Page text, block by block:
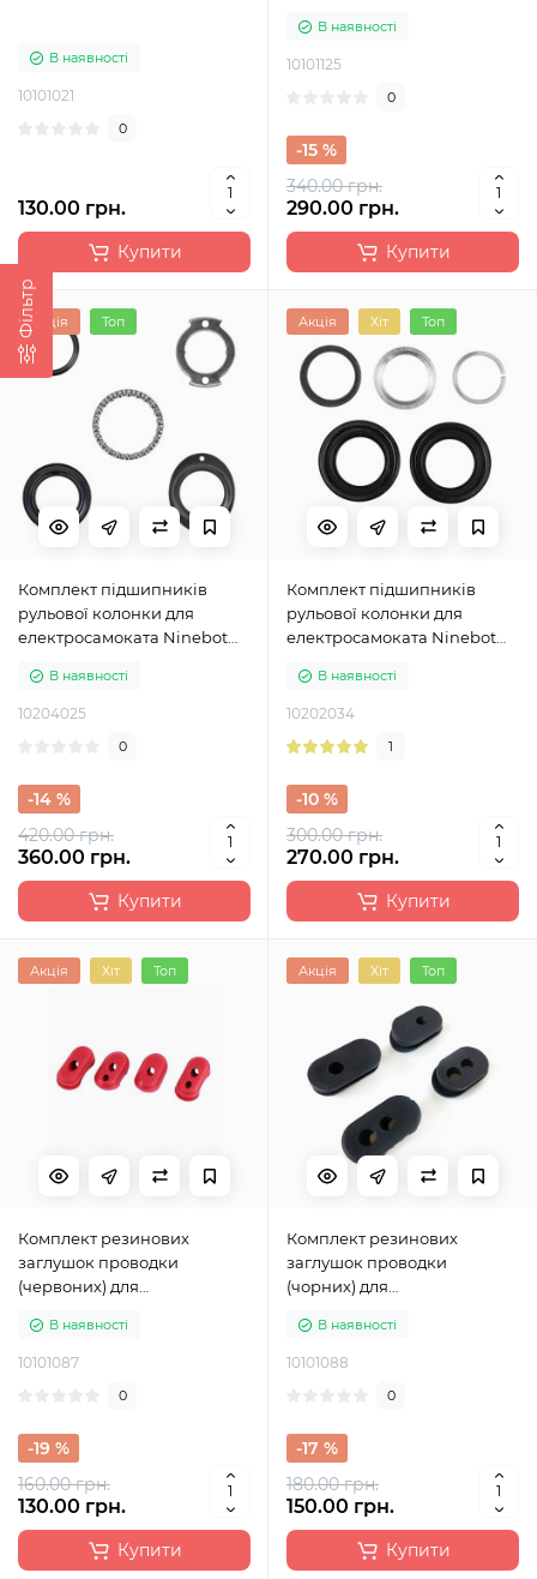
Фільтр
В наявності
10101021
0
130.00 грн.
Купити
В наявності
10101125
0
340.00 грн.
-15 %
290.00 грн.
Купити
Акція Топ
Комплект підшипників
рульової колонки для
електросамоката Ninebot
В наявності
10204025
0
420.00 грн.
-14 %
360.00 грн.
Купити
Акція Хіт Топ
Комплект підшипників
рульової колонки для
електросамоката Ninebot
В наявності
10202034
1
300.00 грн.
-10 %
270.00 грн.
Купити
Акція Хіт Топ
Комплект резинових
заглушок проводки
(червоних) для
M365, M3650 Pro, M365 Pro 2,
1S, Lite
В наявності
10101087
0
160.00 грн.
-19 %
130.00 грн.
Купити
Акція Хіт Топ
Комплект резинових
заглушок проводки
(чорних) для
M365, M3650 Pro, M365 Pro 2,
1S, Lite
В наявності
10101088
0
180.00 грн.
-17 %
150.00 грн.
Купити